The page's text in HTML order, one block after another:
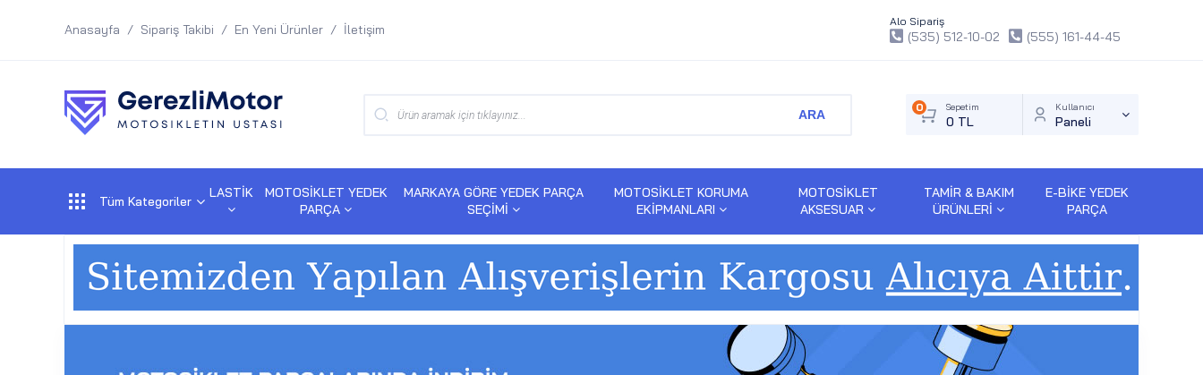
Anasayfa Sipariş Takibi En Yeni Ürünler İletişim
Alo Sipariş
(535) 512-10-02 (555) 161-44-45
ARA
Sepetim
0 TL
0 Kullanıcı
Paneli
Tüm Kategoriler
LASTİK
MOTOSİKLET YEDEK
PARÇA
MARKAYA GÖRE YEDEK PARÇA
SEÇİMİ
MOTOSİKLET KORUMA
EKİPMANLARI
MOTOSİKLET
AKSESUAR
TAMİR & BAKIM
ÜRÜNLERİ
E-BİKE YEDEK
PARÇA